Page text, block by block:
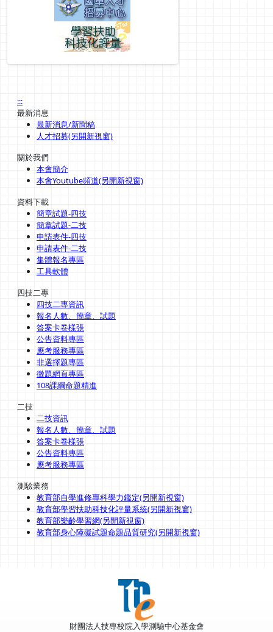
:::
最新消息
最新消息/新聞稿
人才招募(另開新視窗)
關於我們
本會簡介
本會Youtube頻道(另開新視窗)
資料下載
簡章試題-四技
簡章試題-二技
申請表件-四技
申請表件-二技
集體報名專區
工具軟體
四技二專
四技二專資訊
報名人數、簡章、試題
答案卡卷樣張
公告資料專區
應考服務專區
非選擇題專區
徵題網頁專區
108課綱命題精進
二技
二技資訊
報名人數、簡章、試題
答案卡卷樣張
公告資料專區
應考服務專區
測驗業務
教育部自學進修專科學力鑑定(另開新視窗)
教育部學習扶助科技化評量系統(另開新視窗)
教育部樂齡學習網(另開新視窗)
教育部身心障礙試題命題品質研究(另開新視窗)
財團法人技專校院入學測驗中心基金會